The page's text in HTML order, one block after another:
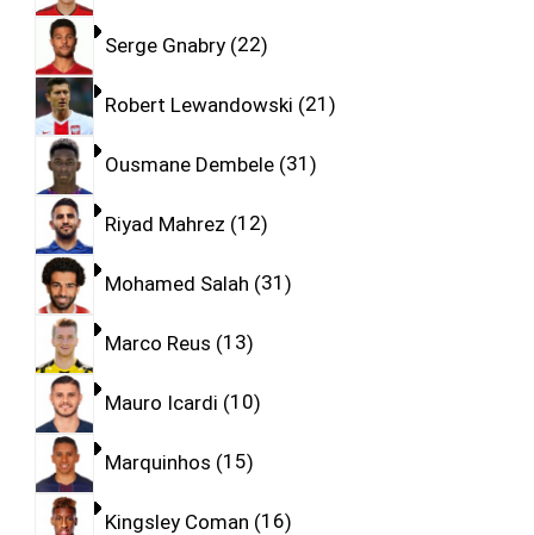
Serge Gnabry 22
Robert Lewandowski 21
Ousmane Dembele 31
Riyad Mahrez 12
Mohamed Salah 31
Marco Reus 13
Mauro Icardi 10
Marquinhos 15
Kingsley Coman 16